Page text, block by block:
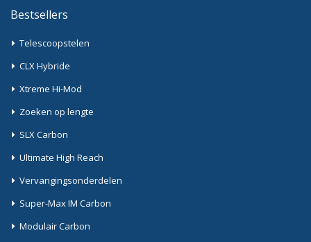
Bestsellers
Telescoopstelen
CLX Hybride
Xtreme Hi-Mod
Zoeken op lengte
SLX Carbon
Ultimate High Reach
Vervangingsonderdelen
Super-Max IM Carbon
Modulair Carbon